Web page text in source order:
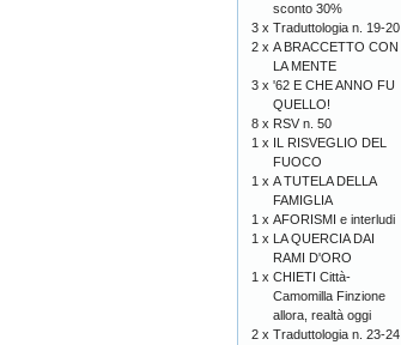
sconto 30%
3 x Traduttologia n. 19-20
2 x A BRACCETTO CON
LA MENTE
3 x '62 E CHE ANNO FU
QUELLO!
8 x RSV n. 50
1 x IL RISVEGLIO DEL
FUOCO
1 x A TUTELA DELLA
FAMIGLIA
1 x AFORISMI e interludi
1 x LA QUERCIA DAI
RAMI D'ORO
1 x CHIETI Città-
Camomilla Finzione
allora, realtà oggi
2 x Traduttologia n. 23-24